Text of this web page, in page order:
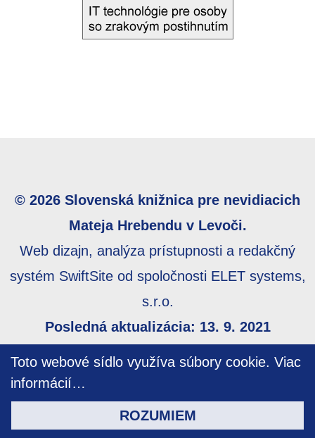
Toto webové sídlo využíva súbory cookie. Viac
informácií…
ROZUMIEM
© 2026 Slovenská knižnica pre nevidiacich
Mateja Hrebendu v Levoči.
Web dizajn, analýza prístupnosti a redakčný
systém SwiftSite od spoločnosti ELET systems,
s.r.o.
Posledná aktualizácia: 13. 9. 2021
prístupnosti